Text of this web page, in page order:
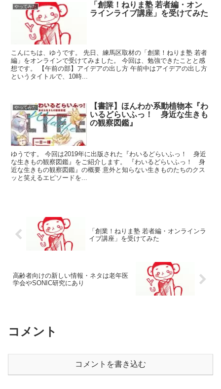
やってみた
「創業！ねりま塾 若者編・オン
ラインライブ講座」を受けてみた
こんにちは、ゆうです。 先日、練馬区取材の「創業！ねりま塾 若者
編」をオンラインで受けてみました。 今回は、勉強できたことと感
想です。 【午前の部】アイデアの出し方 午前中はアイデアの出し方
というタイトルで、10時...
やってみた
【書評】ほんわか系動植物本『わ
いるどらいふっ！ 身近な生きも
の観察図鑑』
ゆうです。 今回は2019年に出版された『わいるどらいふっ！ 身近
な生きもの観察図鑑』をご紹介します。 『わいるどらいふっ！ 身
近な生きもの観察図鑑』の概要 意外と知らない生きものたちのクス
ッと笑えるエピソードを...
「創業！ねりま塾 若者編・オンラインラ
イブ講座」を受けてみた
高齢者向けの新しい情報・ネタは老年医
学会やSONIC研究にあり
コメント
コメントを書き込む